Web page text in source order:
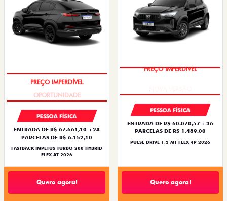
PREÇO IMPERDÍVEL
PESSOA FÍSICA
ENTRADA DE R$ 67.661,10 +24
PARCELAS DE R$ 6.152,10
FASTBACK IMPETUS TURBO 200 HYBRID
FLEX AT 2026
Quero agora!
PREÇO IMPERDÍVEL
PESSOA FÍSICA
ENTRADA DE R$ 60.070,57 +36
PARCELAS DE R$ 1.489,00
PULSE DRIVE 1.3 MT FLEX 4P 2026
Quero agora!